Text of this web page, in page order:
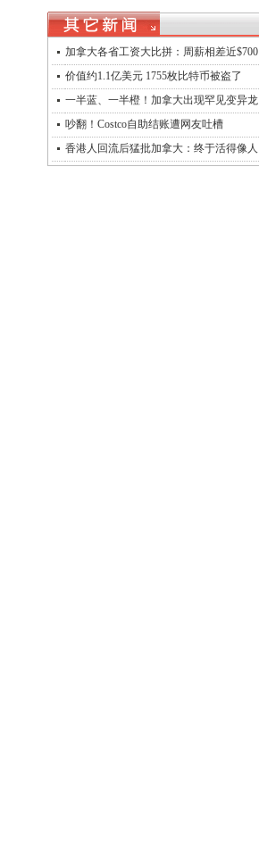
加拿大各省工资大比拼：周薪相差近$700
价值约1.1亿美元 1755枚比特币被盗了
一半蓝、一半橙！加拿大出现罕见变异龙
吵翻！Costco自助结账遭网友吐槽
香港人回流后猛批加拿大：终于活得像人